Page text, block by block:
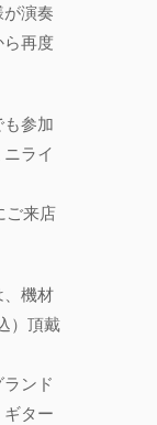
演奏
ら再度
参加
ライ
ご来店
、機材
）頂戴
ンド
ター